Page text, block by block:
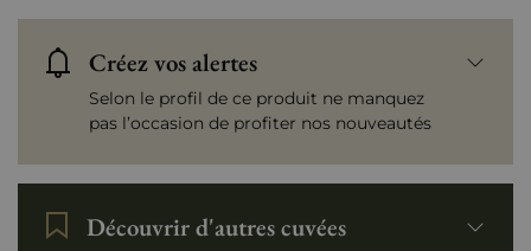
Créez vos alertes
Selon le profil de ce produit ne manquez
pas l’occasion de profiter nos nouveautés
Découvrir d'autres cuvées